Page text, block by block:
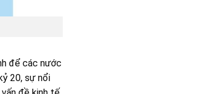
để các nước
20, sự nổi